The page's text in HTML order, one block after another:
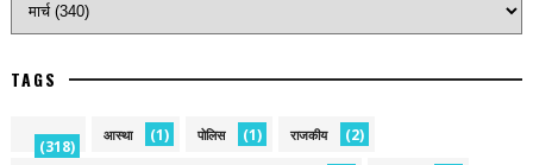
TAGS
(318)
आस्था (1) पोलिस (1) राजकीय (2)